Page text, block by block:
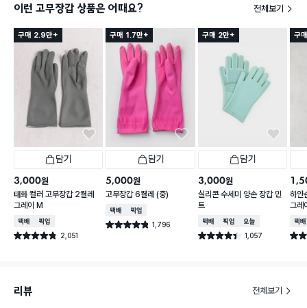
이런 고무장갑 상품은 어때요? 전체보기
구매 2.9만+
담기
3,000원
태화 컬러 고무장갑 2켤레
그레이 M
택배배송매장픽업
별점 4.8점 2,051
건 작성
구매 1.7만+
담기
5,000원
고무장갑 6켤레 (중)
택배배송매장픽업
별점 4.8점 1,796
건 작성
구매 2만+
담기
3,000원
실리콘 수세미 양손 장갑 민
트
택배배송매장픽업오늘배송
별점 4.4점 1,057
건 작성
구
하얀
그레
택배
별점
리뷰 전체보기